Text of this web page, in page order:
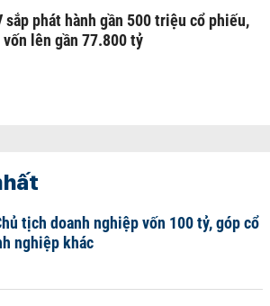
sắp phát hành gần 500 triệu cổ phiếu,
lên gần 77.800 tỷ
tịch doanh nghiệp vốn 100 tỷ, góp cổ
nghiệp khác